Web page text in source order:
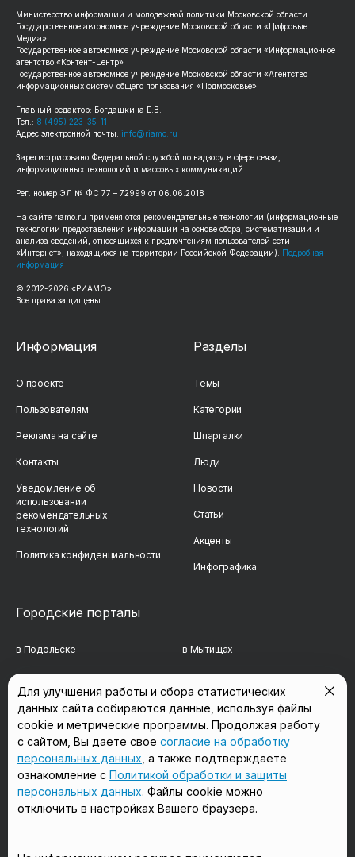
Министерство информации и молодежной политики Московской области
Государственное автономное учреждение Московской области «Цифровые
Медиа»
Государственное автономное учреждение Московской области «Информационное
агентство «Контент-Центр»
Государственное автономное учреждение Московской области «Агентство
информационных систем общего пользования «Подмосковье»
Главный редактор: Богдашкина Е.В.
Тел.: 8 (495) 223-35-11
Адрес электронной почты: info@riamo.ru
Зарегистрировано Федеральной службой по надзору в сфере связи,
информационных технологий и массовых коммуникаций
Рег. номер ЭЛ № ФС 77 – 72999 от 06.06.2018
На сайте riamo.ru применяются рекомендательные технологии (информационные
технологии предоставления информации на основе сбора, систематизации и
анализа сведений, относящихся к предпочтениям пользователей сети
«Интернет», находящихся на территории Российской Федерации). Подробная
информация
© 2012-2026 «РИАМО».
Все права защищены
Информация
О проекте
Пользователям
Реклама на сайте
Контакты
Уведомление об
использовании
рекомендательных
технологий
Политика конфиденциальности
Разделы
Темы
Категории
Шпаргалки
Люди
Новости
Статьи
Акценты
Инфографика
Городские порталы
в Подольске в Мытищах
в Сергиевом Посаде в Люберцах
в Красногорске в Королёве
в Домодедово в Щёлково
Мы в соцсетях
Для улучшения работы и сбора статистических
данных сайта собираются данные, используя файлы
cookie и метрические программы. Продолжая работу
с сайтом, Вы даете свое согласие на обработку
персональных данных , а также подтверждаете
ознакомление с Политикой обработки и защиты
персональных данных. Файлы cookie можно
отключить в настройках Вашего браузера.